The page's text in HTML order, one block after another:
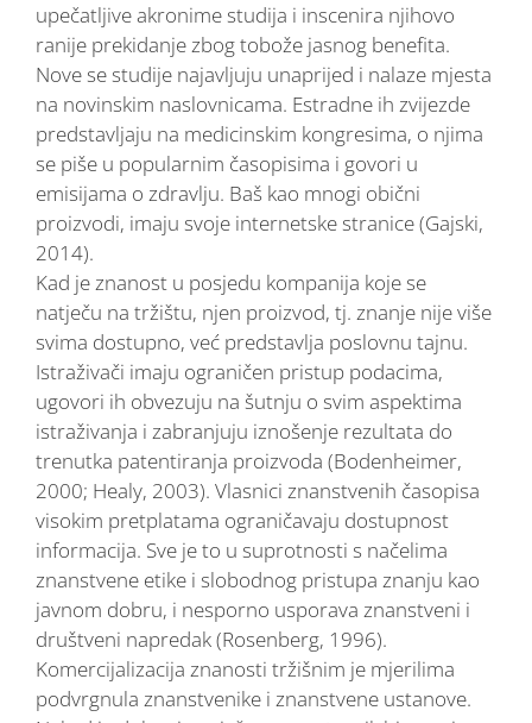
upečatljive akronime studija i inscenira njihovo
ranije prekidanje zbog tobože jasnog benefita.
Nove se studije najavljuju unaprijed i nalaze mjesta
na novinskim naslovnicama. Estradne ih zvijezde
predstavljaju na medicinskim kongresima, o njima
se piše u popularnim časopisima i govori u
emisijama o zdravlju. Baš kao mnogi obični
proizvodi, imaju svoje internetske stranice (Gajski,
2014).
Kad je znanost u posjedu kompanija koje se
natječu na tržištu, njen proizvod, tj. znanje nije više
svima dostupno, već predstavlja poslovnu tajnu.
Istraživači imaju ograničen pristup podacima,
ugovori ih obvezuju na šutnju o svim aspektima
istraživanja i zabranjuju iznošenje rezultata do
trenutka patentiranja proizvoda (Bodenheimer,
2000; Healy, 2003). Vlasnici znanstvenih časopisa
visokim pretplatama ograničavaju dostupnost
informacija. Sve je to u suprotnosti s načelima
znanstvene etike i slobodnog pristupa znanju kao
javnom dobru, i nesporno usporava znanstveni i
društveni napredak (Rosenberg, 1996).
Komercijalizacija znanosti tržišnim je mjerilima
podvrgnula znanstvenike i znanstvene ustanove.